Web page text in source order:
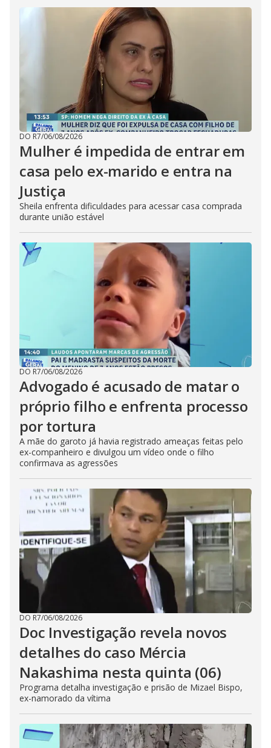
DO R7/06/08/2026
Mulher é impedida de entrar em
casa pelo ex-marido e entra na
Justiça
Sheila enfrenta dificuldades para acessar casa comprada
durante união estável
DO R7/06/08/2026
Advogado é acusado de matar o
próprio filho e enfrenta processo
por tortura
A mãe do garoto já havia registrado ameaças feitas pelo
ex-companheiro e divulgou um vídeo onde o filho
confirmava as agressões
DO R7/06/08/2026
Doc Investigação revela novos
detalhes do caso Mércia
Nakashima nesta quinta (06)
Programa detalha investigação e prisão de Mizael Bispo,
ex-namorado da vítima